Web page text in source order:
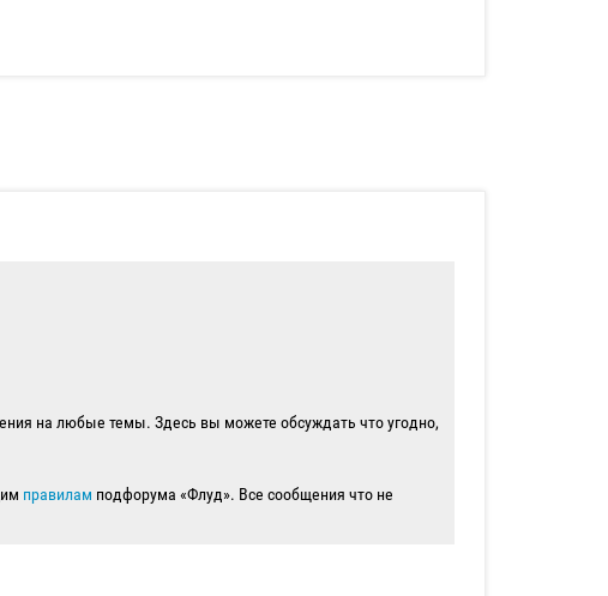
на любые темы. Здесь вы можете обсуждать что угодно,
правилам подфорума «Флуд». Все сообщения что не